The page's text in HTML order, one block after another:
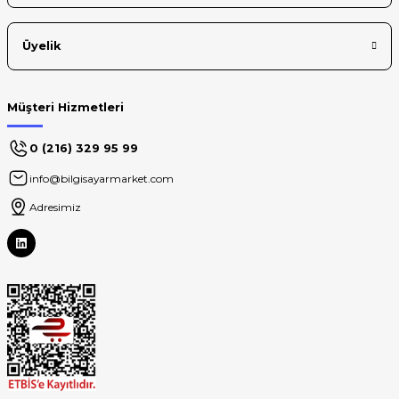
Üyelik
Müşteri Hizmetleri
0 (216) 329 95 99
info@bilgisayarmarket.com
Adresimiz